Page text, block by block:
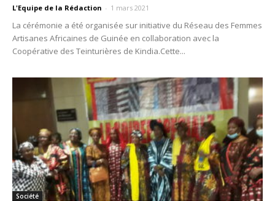
L'Equipe de la Rédaction - 1 mars 2021
La cérémonie a été organisée sur initiative du Réseau des Femmes
Artisanes Africaines de Guinée en collaboration avec la
Coopérative des Teinturières de Kindia.Cette...
Société